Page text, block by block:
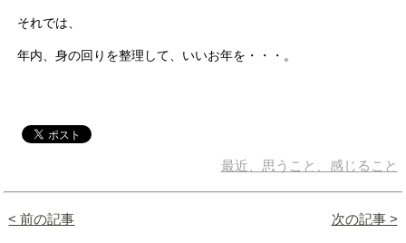
それでは、
年内、身の回りを整理して、いいお年を・・・。
最近、思うこと、感じること
< 前の記事 次の記事 >